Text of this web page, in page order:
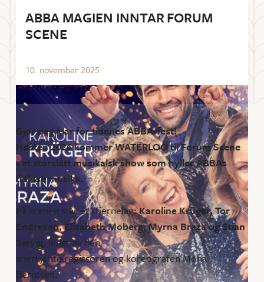
ABBA MAGIEN INNTAR FORUM
SCENE
10. november2025
Gjør deg klar for tidenes ABBA-fest!
Høsten 2026 kommer WATERLOO til Forum Scene
- et storslått musikalsk show som hyller ABBAs
tidløse musikk.
På scenen står et stjernelag:Karoline Krüger, Tor
Endresen, Elisabeth Moberg, Myrna Braza og Stian
Sævig, ledet av den
anerkjente regissøren og koreografen Mona
Berntsen.